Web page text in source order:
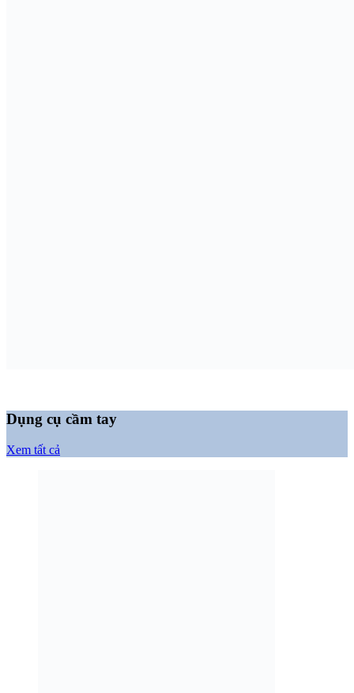
Dụng cụ cầm tay
Xem tất cả